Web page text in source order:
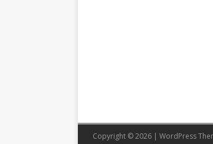
Copyright © 2026 | WordPress